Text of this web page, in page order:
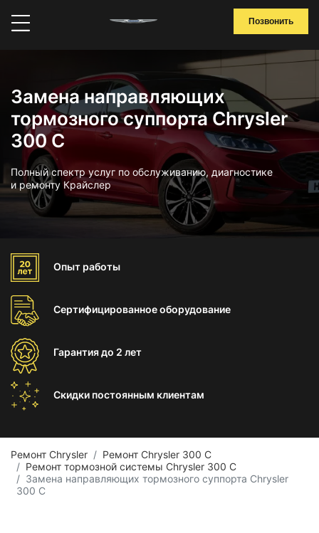
Позвонить
Замена направляющих
тормозного суппорта Chrysler
300 C
Полный спектр услуг по обслуживанию, диагностике
и ремонту Крайслер
Опыт работы
Сертифицированноеоборудование
Гарантиядо 2 лет
Скидки постоянным клиентам
Ремонт Chrysler
Ремонт Chrysler 300 C
Ремонт тормозной системы Chrysler 300 C
Замена направляющих тормозного суппорта Chrysler
300 C